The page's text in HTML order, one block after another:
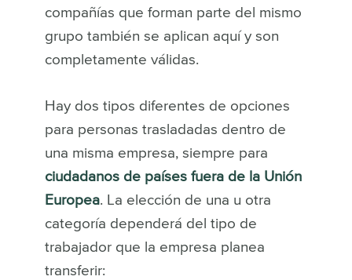
compañías que forman parte del mismo
grupo también se aplican aquí y son
completamente válidas.
Hay dos tipos diferentes de opciones
para personas trasladadas dentro de
una misma empresa, siempre para
ciudadanos de países fuera de la Unión
Europea. La elección de una u otra
categoría dependerá del tipo de
trabajador que la empresa planea
transferir: